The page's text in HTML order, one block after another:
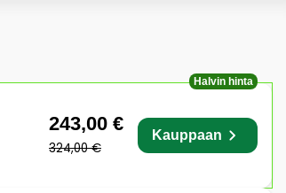
Halvin hinta
243,00 €
324,00 €
Kauppaan